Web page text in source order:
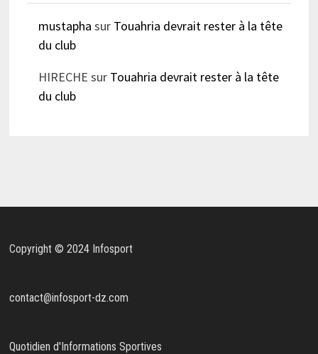
mustapha sur Touahria devrait rester à la tête
du club
HIRECHE sur Touahria devrait rester à la tête
du club
Copyright © 2024 Infosport
contact@infosport-dz.com
Quotidien d'Informations Sportives